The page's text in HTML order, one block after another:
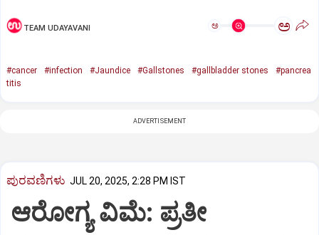
TEAM UDAYAVANI ಅ ಅ
#cancer #infection #Jaundice #Gallstones #gallbladder stones
#pancrea
titis
ADVERTISEMENT
ಪುರವಣಿಗಳು JUL 20, 2025, 2:28 PM IST
ಆರೋಗ್ಯ ವಿಮೆ: ಪ್ರತೀ